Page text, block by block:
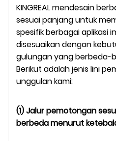
KINGREAL mendesain
sesuai panjang untuk
spesifik berbagai aplikasi
disesuaikan dengan
gulungan yang berbeda-
Berikut adalah jenis lini
unggulan kami:
(1) Jalur pemotongan
berbeda menurut